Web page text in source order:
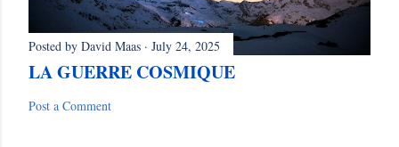
Posted by David Maas July 24, 2025
LA GUERRE COSMIQUE
Post a Comment